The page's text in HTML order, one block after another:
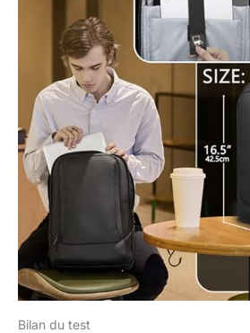
Bilan du test